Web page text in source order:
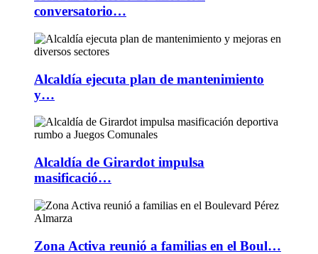
conversatorio…
Alcaldía ejecuta plan de mantenimiento
y…
Alcaldía de Girardot impulsa
masificació…
Zona Activa reunió a familias en el Boul…